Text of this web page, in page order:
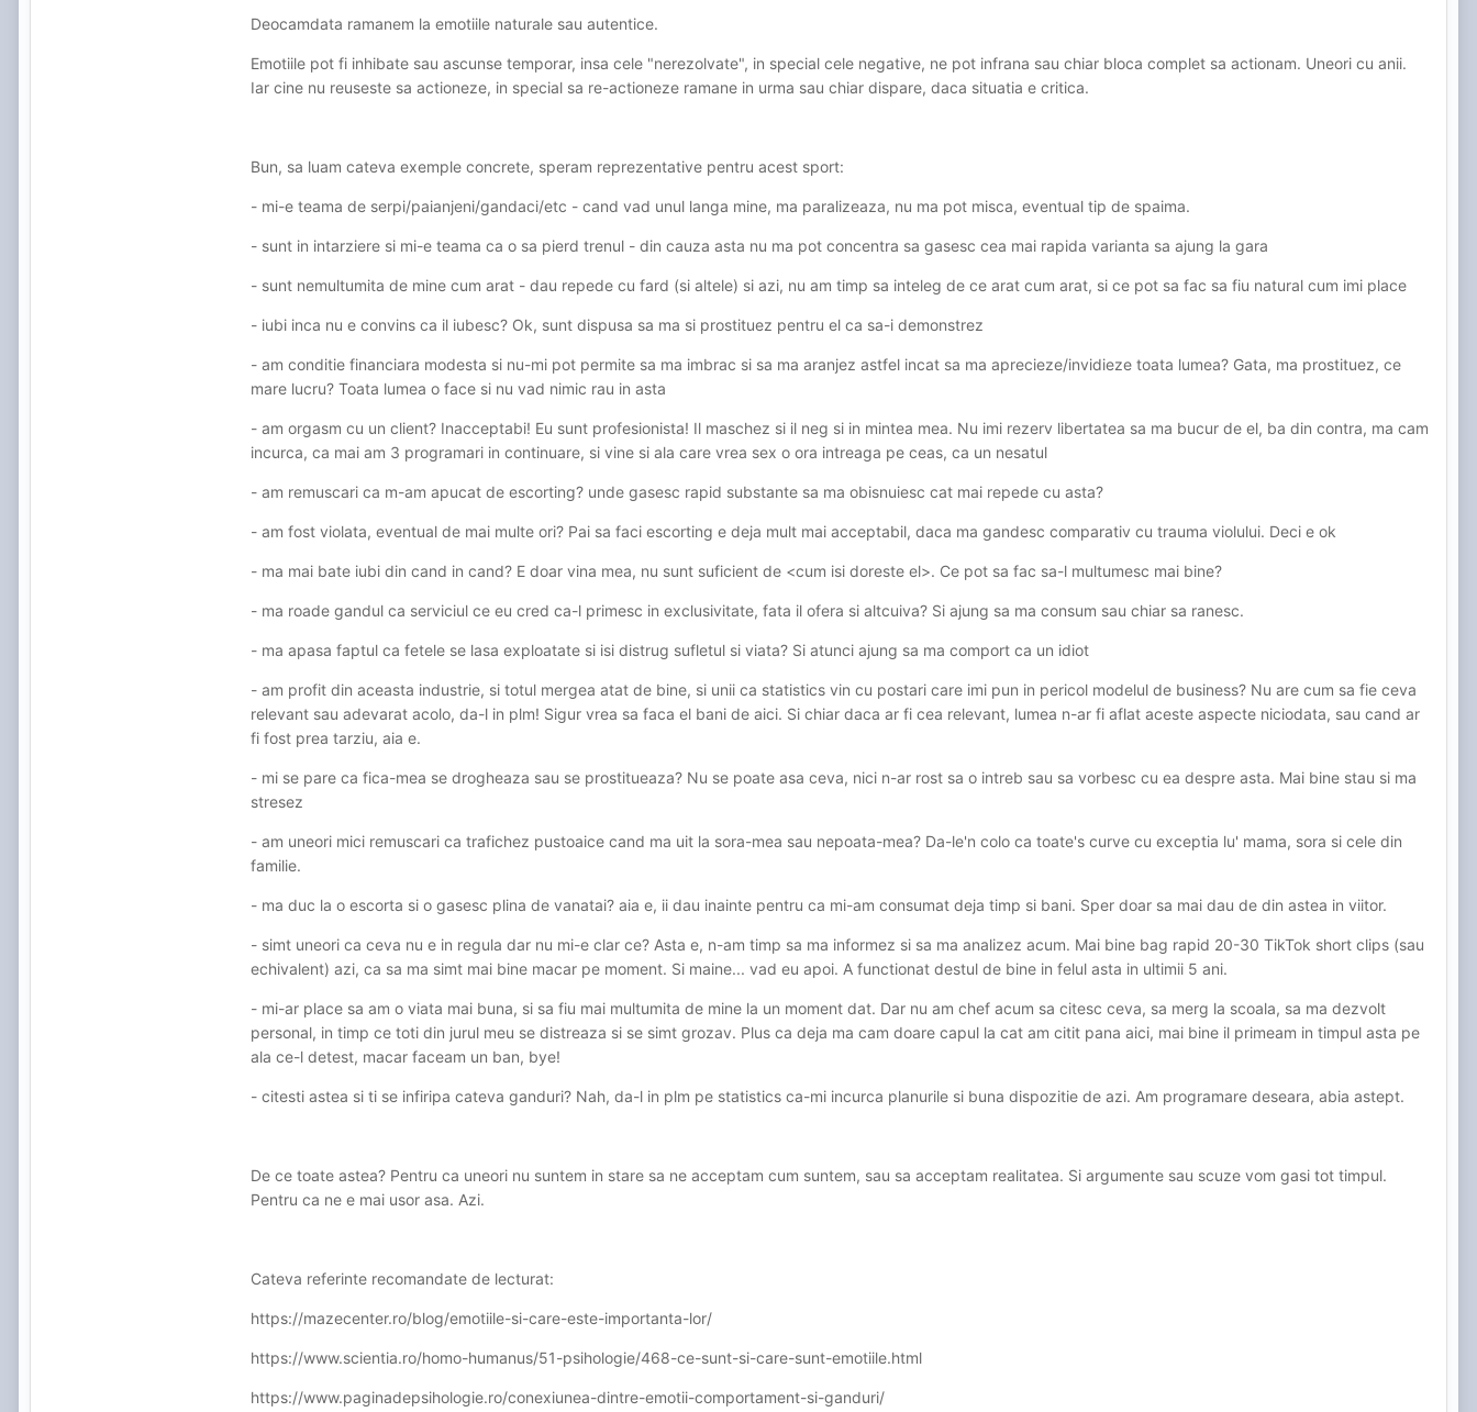
Deocamdata ramanem la emotiile naturale sau autentice.
Emotiile pot fi inhibate sau ascunse temporar, insa cele "nerezolvate", in special cele negative, ne pot infrana sau chiar bloca complet sa actionam. Uneori cu anii.
Iar cine nu reuseste sa actioneze, in special sa re-actioneze ramane in urma sau chiar dispare, daca situatia e critica.
Bun, sa luam cateva exemple concrete, speram reprezentative pentru acest sport:
- mi-e teama de serpi/paianjeni/gandaci/etc - cand vad unul langa mine, ma paralizeaza, nu ma pot misca, eventual tip de spaima.
- sunt in intarziere si mi-e teama ca o sa pierd trenul - din cauza asta nu ma pot concentra sa gasesc cea mai rapida varianta sa ajung la gara
- sunt nemultumita de mine cum arat - dau repede cu fard (si altele) si azi, nu am timp sa inteleg de ce arat cum arat, si ce pot sa fac sa fiu natural cum imi place
- iubi inca nu e convins ca il iubesc? Ok, sunt dispusa sa ma si prostituez pentru el ca sa-i demonstrez
- am conditie financiara modesta si nu-mi pot permite sa ma imbrac si sa ma aranjez astfel incat sa ma aprecieze/invidieze toata lumea? Gata, ma prostituez, ce
mare lucru? Toata lumea o face si nu vad nimic rau in asta
- am orgasm cu un client? Inacceptabi! Eu sunt profesionista! Il maschez si il neg si in mintea mea. Nu imi rezerv libertatea sa ma bucur de el, ba din contra, ma cam
incurca, ca mai am 3 programari in continuare, si vine si ala care vrea sex o ora intreaga pe ceas, ca un nesatul
- am remuscari ca m-am apucat de escorting? unde gasesc rapid substante sa ma obisnuiesc cat mai repede cu asta?
- am fost violata, eventual de mai multe ori? Pai sa faci escorting e deja mult mai acceptabil, daca ma gandesc comparativ cu trauma violului. Deci e ok
- ma mai bate iubi din cand in cand? E doar vina mea, nu sunt suficient de <cum isi doreste el>. Ce pot sa fac sa-l multumesc mai bine?
- ma roade gandul ca serviciul ce eu cred ca-l primesc in exclusivitate, fata il ofera si altcuiva? Si ajung sa ma consum sau chiar sa ranesc.
- ma apasa faptul ca fetele se lasa exploatate si isi distrug sufletul si viata? Si atunci ajung sa ma comport ca un idiot
- am profit din aceasta industrie, si totul mergea atat de bine, si unii ca statistics vin cu postari care imi pun in pericol modelul de business? Nu are cum sa fie ceva
relevant sau adevarat acolo, da-l in plm! Sigur vrea sa faca el bani de aici. Si chiar daca ar fi cea relevant, lumea n-ar fi aflat aceste aspecte niciodata, sau cand ar
fi fost prea tarziu, aia e.
- mi se pare ca fica-mea se drogheaza sau se prostitueaza? Nu se poate asa ceva, nici n-ar rost sa o intreb sau sa vorbesc cu ea despre asta. Mai bine stau si ma
stresez
- am uneori mici remuscari ca trafichez pustoaice cand ma uit la sora-mea sau nepoata-mea? Da-le'n colo ca toate's curve cu exceptia lu' mama, sora si cele din
familie.
- ma duc la o escorta si o gasesc plina de vanatai? aia e, ii dau inainte pentru ca mi-am consumat deja timp si bani. Sper doar sa mai dau de din astea in viitor.
- simt uneori ca ceva nu e in regula dar nu mi-e clar ce? Asta e, n-am timp sa ma informez si sa ma analizez acum. Mai bine bag rapid 20-30 TikTok short clips (sau
echivalent) azi, ca sa ma simt mai bine macar pe moment. Si maine... vad eu apoi. A functionat destul de bine in felul asta in ultimii 5 ani.
- mi-ar place sa am o viata mai buna, si sa fiu mai multumita de mine la un moment dat. Dar nu am chef acum sa citesc ceva, sa merg la scoala, sa ma dezvolt
personal, in timp ce toti din jurul meu se distreaza si se simt grozav. Plus ca deja ma cam doare capul la cat am citit pana aici, mai bine il primeam in timpul asta pe
ala ce-l detest, macar faceam un ban, bye!
- citesti astea si ti se infiripa cateva ganduri? Nah, da-l in plm pe statistics ca-mi incurca planurile si buna dispozitie de azi. Am programare deseara, abia astept.
De ce toate astea? Pentru ca uneori nu suntem in stare sa ne acceptam cum suntem, sau sa acceptam realitatea. Si argumente sau scuze vom gasi tot timpul.
Pentru ca ne e mai usor asa. Azi.
Cateva referinte recomandate de lecturat:
https://mazecenter.ro/blog/emotiile-si-care-este-importanta-lor/
https://www.scientia.ro/homo-humanus/51-psihologie/468-ce-sunt-si-care-sunt-emotiile.html
https://www.paginadepsihologie.ro/conexiunea-dintre-emotii-comportament-si-ganduri/